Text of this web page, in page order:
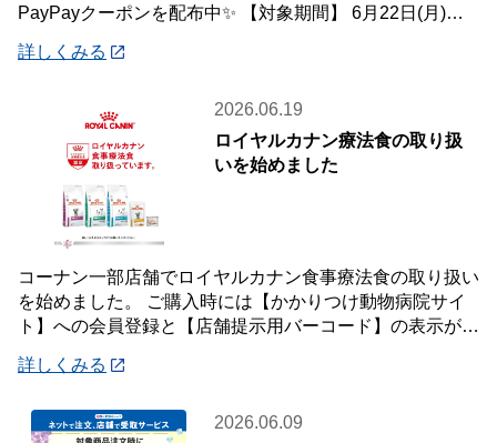
PayPayクーポンを配布中✨ 【対象期間】 6月22日(月)～7
詳しくみる
2026.06.19
ロイヤルカナン療法食の取り扱
いを始めました
コーナン一部店舗でロイヤルカナン食事療法食の取り扱い
を始めました。 ご購入時には【かかりつけ動物病院サイ
ト】への会員登録と【店舗提示用バーコード】の表示が必
詳しくみる
2026.06.09